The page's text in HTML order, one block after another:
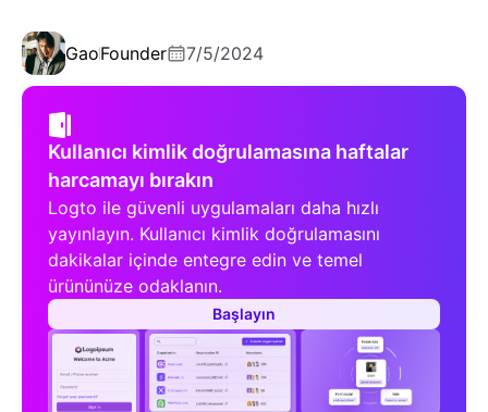
GaoFounder 7/5/2024
Kullanıcı kimlik doğrulamasına haftalar
harcamayı bırakın
Logto ile güvenli uygulamaları daha hızlı
yayınlayın. Kullanıcı kimlik doğrulamasını
dakikalar içinde entegre edin ve temel
ürününüze odaklanın.
Başlayın